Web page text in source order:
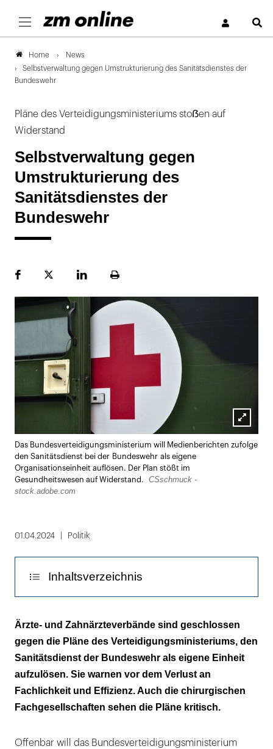
Home
News
Selbstverwaltung gegen Umstrukturierung des Sanitätsdienstes der
Bundeswehr
Pläne des Verteidigungsministeriums stoẞen auf
Widerstand
Selbstverwaltung gegen
Umstrukturierung des
Sanitätsdienstes der
Bundeswehr
FacebookPlattformLinekdInSeite
Lightbox
öffnen
Das Bundesverteidigungsministerium will Medienberichten zufolge
den Sanitätsdienst bei der Bundeswehr als eigene
Organisationseinheit auflösen. Der Plan stößt im
Gesundheitswesen auf Widerstand.
CSschmuck -
stock.adobe.com
01.04.2024 Politik
Inhaltsverzeichnis
Organisatorische Abwertung der
Gesundheitsversorgung
Auch die chirurgischen Fachgesellschaften
warnen
Ärzte- und Zahnärzteverbände sind geschlossen
gegen die Pläne des Verteidigungsministeriums, den
Sanitätsdienst der Bundeswehr als eigene Einheit
aufzulösen. Sie warnen vor dem Verlust an
Fachlichkeit und Effizienz. Auch die chirurgischen
Fachgesellschaften sehen die Pläne kritisch.
Offenbar will das Bundesverteidigungsministerium